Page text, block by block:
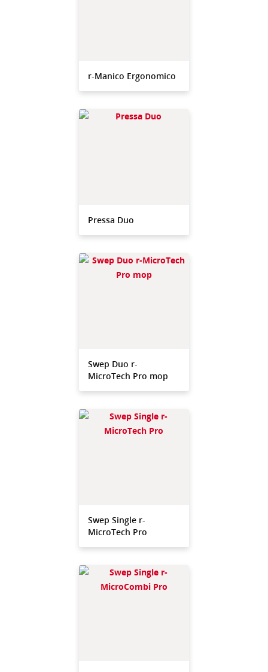
r-Manico Ergonomico
Pressa Duo
Swep Duo r-
MicroTech Pro mop
Swep Single r-
MicroTech Pro